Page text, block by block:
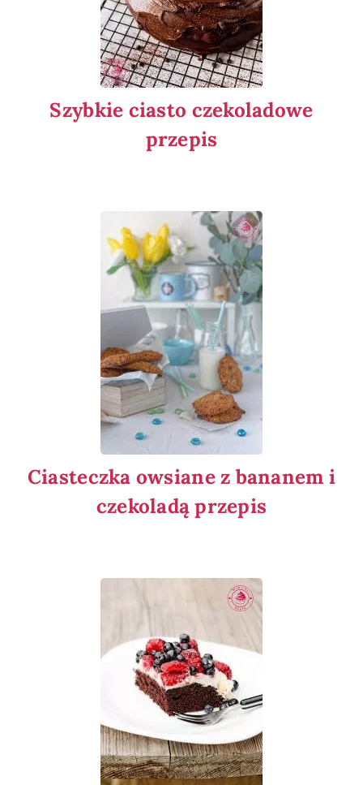
Szybkie ciasto czekoladowe
przepis
Ciasteczka owsiane z bananem i
czekoladą przepis